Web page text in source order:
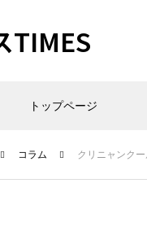
TIMES
トップページ
コラム クリニャンク